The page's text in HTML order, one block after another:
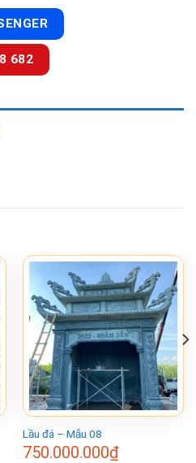
682
Lầu đá – Mẫu 08
750.000.000₫